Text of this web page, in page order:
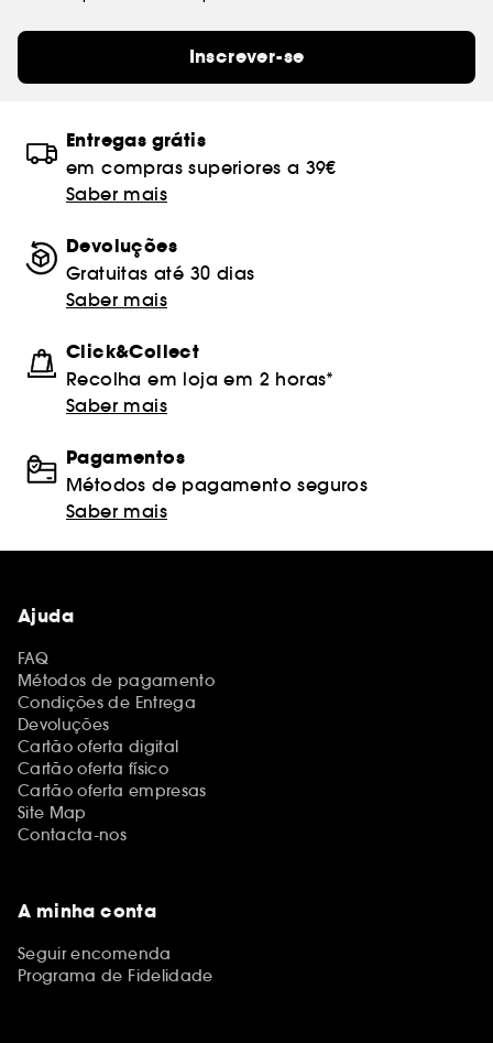
Inscrever-se
Entregas grátis
em compras superiores a 39€
Saber mais
Devoluções
Gratuitas até 30 dias
Saber mais
Click&Collect
Recolha em loja em 2 horas*
Saber mais
Pagamentos
Métodos de pagamento seguros
Saber mais
Ajuda
FAQ
Métodos de pagamento
Condições de Entrega
Devoluções
Cartão oferta digital
Cartão oferta físico
Cartão oferta empresas
Site Map
Contacta-nos
A minha conta
Seguir encomenda
Programa de Fidelidade